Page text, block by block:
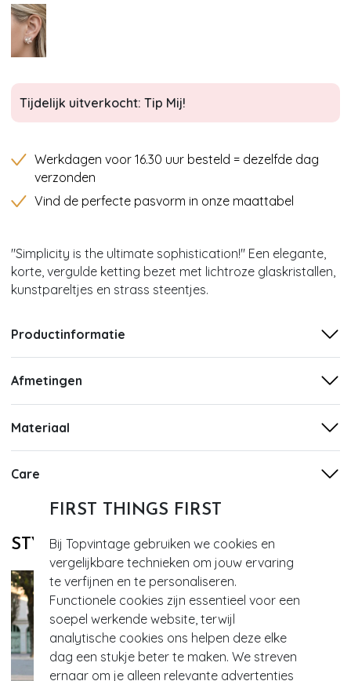
FIRST THINGS FIRST
Bij Topvintage gebruiken we cookies en
vergelijkbare technieken om jouw ervaring
te verfijnen en te personaliseren.
Functionele cookies zijn essentieel voor een
soepel werkende website, terwijl
analytische cookies ons helpen deze elke
dag een stukje beter te maken. We streven
ernaar om je alleen relevante advertenties
Tijdelijk uitverkocht: Tip Mij!
Werkdagen voor 16.30 uur besteld = dezelfde dag
verzonden
Vind de perfecte pasvorm in onze maattabel
"Simplicity is the ultimate sophistication!'' Een elegante,
korte, vergulde ketting bezet met lichtroze glaskristallen,
kunstpareltjes en strass steentjes.
Productinformatie
Afmetingen
Materiaal
Care
STYLE DIT MET